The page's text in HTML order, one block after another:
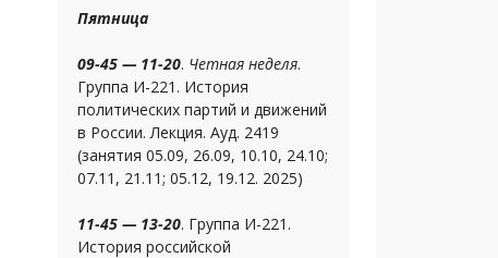
Пятница
09-45 — 11-20. Четная неделя.
Группа И-221. История
политических партий и движений
в России. Лекция. Ауд. 2419
(занятия 05.09, 26.09, 10.10, 24.10;
07.11, 21.11; 05.12, 19.12. 2025)
11-45 — 13-20. Группа И-221.
История российской